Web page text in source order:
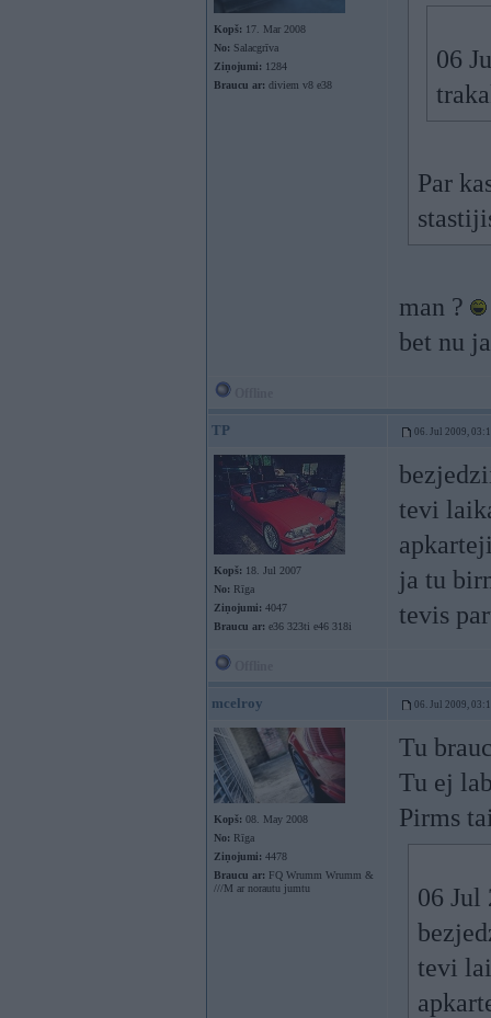
Kopš: 17. Mar 2008
No: Salacgrīva
Ziņojumi: 1284
Braucu ar: diviem v8 e38
06
Par
man ?
bet nu
TP 06. Jul 2009,
Kopš: 18. Jul 2007
No: Rīga
Ziņojumi: 4047
Braucu ar: e36 323ti e46 318i
tevi
ja tu
tevis
mcelroy 06. Jul 2009,
Kopš: 08. May 2008
No: Rīga
Ziņojumi: 4478
Braucu ar: FQ Wrumm Wrumm &
///M ar norautu jumtu
Tu
Tu ej
Pirms
06 Jul
tevi